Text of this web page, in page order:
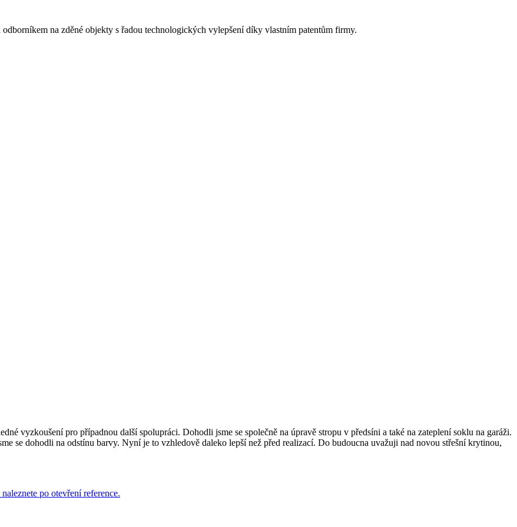
odborníkem na zděné objekty s řadou technologických vylepšení díky vlastním patentům firmy.
vyzkoušení pro případnou další spolupráci. Dohodli jsme se společně na úpravě stropu v předsíni a také na zateplení soklu na garáži.
se dohodli na odstínu barvy. Nyní je to vzhledově daleko lepší než před realizací. Do budoucna uvažuji nad novou střešní krytinou,
po otevření reference.